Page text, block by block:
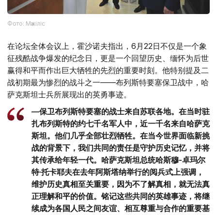
Фото: Мәжіліс
在论坛全体会议上，霍沙诺夫指出，6月22日不仅是一个象
征残酷战争爆发的纪念日，更是一个回望历史、缅怀为后世
赢得和平而作出巨大牺牲的先烈的重要时刻。他特别提及二
战初期最为惨烈的战斗之一——布列斯特要塞保卫战中，哈
萨克斯坦士兵所展现出的英勇事迹。
—保卫布列斯特要塞的战士来自苏联各地。在当时驻
扎布列斯特的约七千名军人中，近一千名来自哈萨克
斯坦。他们几乎全部壮烈牺牲。在当今世界面临新挑
战的背景下，我们共同的责任是守护历史记忆，并将
其传承给年轻一代。哈萨克斯坦总统哈斯穆-卓玛尔
特·托卡耶夫在去年阿斯塔纳举行的阅兵式上强调，
维护历史真相至关重要，因为不了解真相，就无法真
正理解和平的价值。铭记这些共同的英雄事迹，将继
续成为各国人民之间友谊、相互尊重与合作的重要基